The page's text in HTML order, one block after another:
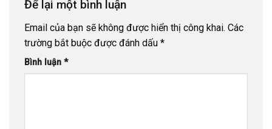
Để lại một bình luận
Email của bạn sẽ không được hiển thị công khai. Các
trường bắt buộc được đánh dấu *
Bình luận *